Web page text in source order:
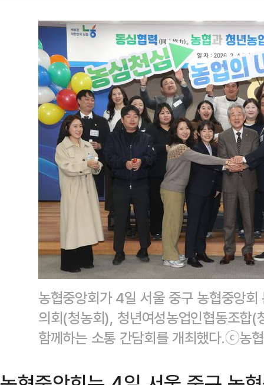
농협중앙회가 4일 서울 중구 농협중앙
의회(청농회), 청년여성농업인협동조합
함께하는 소통 간담회를 개최했다.ⓒ농